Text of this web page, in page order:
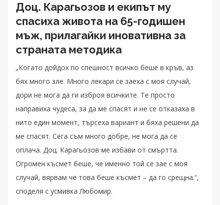
Доц. Карагьозов и екипът му
спасиха живота на 65-годишен
мъж, прилагайки иновативна за
страната методика
„Когато дойдох по спешност всичко беше в кръв, аз
бях много зле. Много лекари се заеха с моя случай,
дори не мога да ги изброя всичките. Те просто
направиха чудеса, за да ме спасят и не се отказаха в
нито един момент, търсеха вариант и бяха решени да
ме спасят. Сега съм много добре, не мога да се
оплача. Доц. Карагьозов ме избави от смъртта.
Огромен късмет беше, че именно той се зае с моя
случай, вярвам че това беше късмет – да го срещна.“,
споделя с усмивка Любомир.